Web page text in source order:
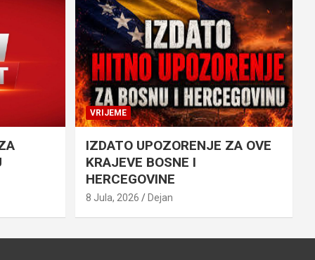
VRIJEME
IZDATO UPOZORENJE ZA OVE
KRAJEVE BOSNE I
HERCEGOVINE
8 Jula, 2026 Dejan